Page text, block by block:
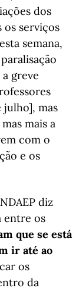
dos
os serviços
semana,
greve
julho], mas
mais a
com o
e os
diz
entre os
que se está
ir até ao
os
da